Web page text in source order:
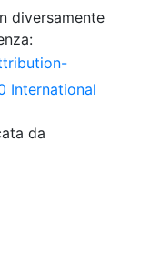
diversamente
International
da